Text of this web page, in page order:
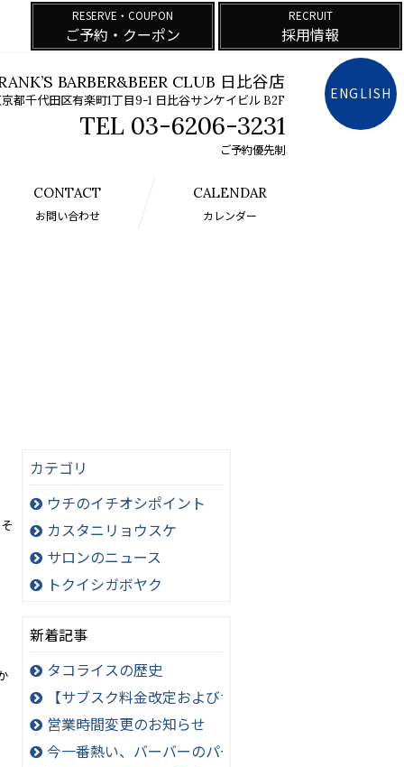
ENGLISH
RESERVE・COUPON
ご予約・クーポン
RECRUIT
採用情報
BARBER&BEER CLUB 日比谷店
都千代田区有楽町1丁目9-1 日比谷サンケイビル B2F
03-6206-3231
ご予約優先制
CONTACT
お問い合わせ
CALENDAR
カレンダー
カテゴリ
ウチのイチオシポイント
カスタニリョウスケ
サロンのニュース
トクイシガボヤク
新着記事
タコライスの歴史
【サブスク料金改定およびサービス内容変更のお知ら
営業時間変更のお知らせ
今一番熱い、バーバーのパーマスタイル！極道パーマ